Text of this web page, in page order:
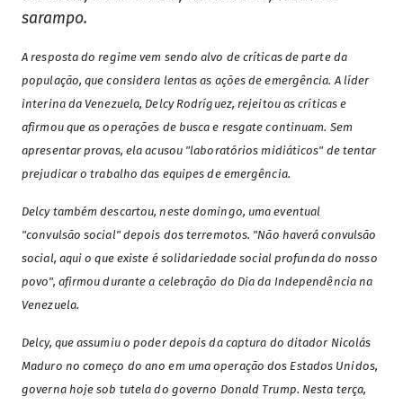
sarampo.
A resposta do regime vem sendo alvo de críticas de parte da
população, que considera lentas as ações de emergência. A líder
interina da Venezuela, Delcy Rodríguez, rejeitou as críticas e
afirmou que as operações de busca e resgate continuam. Sem
apresentar provas, ela acusou "laboratórios midiáticos" de tentar
prejudicar o trabalho das equipes de emergência.
Delcy também descartou, neste domingo, uma eventual
"convulsão social" depois dos terremotos. "Não haverá convulsão
social, aqui o que existe é solidariedade social profunda do nosso
povo", afirmou durante a celebração do Dia da Independência na
Venezuela.
Delcy, que assumiu o poder depois da captura do ditador Nicolás
Maduro no começo do ano em uma operação dos Estados Unidos,
governa hoje sob tutela do governo Donald Trump. Nesta terça,